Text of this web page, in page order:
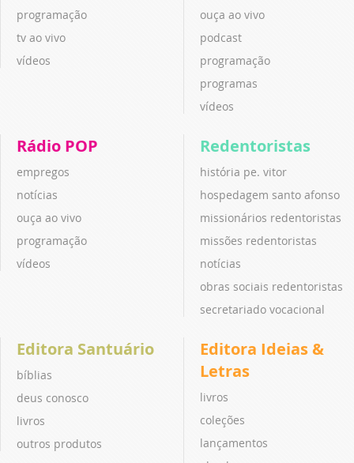
programação
tv ao vivo
vídeos
ouça ao vivo
podcast
programação
programas
vídeos
Rádio POP
empregos
notícias
ouça ao vivo
programação
vídeos
Redentoristas
história pe. vitor
hospedagem santo afonso
missionários redentoristas
missões redentoristas
notícias
obras sociais redentoristas
secretariado vocacional
Editora Santuário
bíblias
deus conosco
livros
outros produtos
Editora Ideias &
Letras
livros
coleções
lançamentos